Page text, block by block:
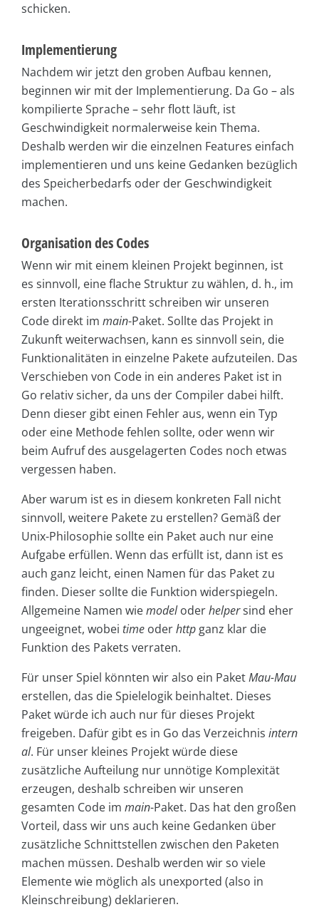
schicken.
Implementierung
Nachdem wir jetzt den groben Aufbau kennen,
beginnen wir mit der Implementierung. Da Go – als
kompilierte Sprache – sehr flott läuft, ist
Geschwindigkeit normalerweise kein Thema.
Deshalb werden wir die einzelnen Features einfach
implementieren und uns keine Gedanken bezüglich
des Speicherbedarfs oder der Geschwindigkeit
machen.
Organisation des Codes
Wenn wir mit einem kleinen Projekt beginnen, ist
es sinnvoll, eine flache Struktur zu wählen, d. h., im
ersten Iterationsschritt schreiben wir unseren
Code direkt im main-Paket. Sollte das Projekt in
Zukunft weiterwachsen, kann es sinnvoll sein, die
Funktionalitäten in einzelne Pakete aufzuteilen. Das
Verschieben von Code in ein anderes Paket ist in
Go relativ sicher, da uns der Compiler dabei hilft.
Denn dieser gibt einen Fehler aus, wenn ein Typ
oder eine Methode fehlen sollte, oder wenn wir
beim Aufruf des ausgelagerten Codes noch etwas
vergessen haben.
Aber warum ist es in diesem konkreten Fall nicht
sinnvoll, weitere Pakete zu erstellen? Gemäß der
Unix-Philosophie sollte ein Paket auch nur eine
Aufgabe erfüllen. Wenn das erfüllt ist, dann ist es
auch ganz leicht, einen Namen für das Paket zu
finden. Dieser sollte die Funktion widerspiegeln.
Allgemeine Namen wiemodeloderhelpersind eher
ungeeignet, wobei time oderhttp ganz klar die
Funktion des Pakets verraten.
Für unser Spiel könnten wir also ein PaketMau-Mau
erstellen, das die Spielelogik beinhaltet. Dieses
Paket würde ich auch nur für dieses Projekt
freigeben. Dafür gibt es in Go das Verzeichnis intern
al. Für unser kleines Projekt würde diese
zusätzliche Aufteilung nur unnötige Komplexität
erzeugen, deshalb schreiben wir unseren
gesamten Code im main-Paket. Das hat den großen
Vorteil, dass wir uns auch keine Gedanken über
zusätzliche Schnittstellen zwischen den Paketen
machen müssen. Deshalb werden wir so viele
Elemente wie möglich als unexported (also in
Kleinschreibung) deklarieren.